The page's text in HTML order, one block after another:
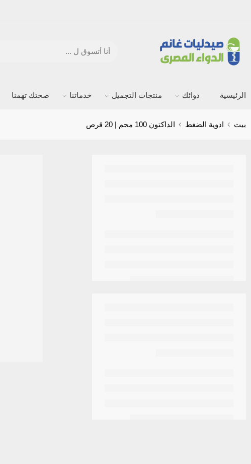
الرئيسية دوائك منتجات التجميل خدماتنا صحتك تهمنا
بيت ادوية الضغط الداكتون 100 مجم | 20 قرص